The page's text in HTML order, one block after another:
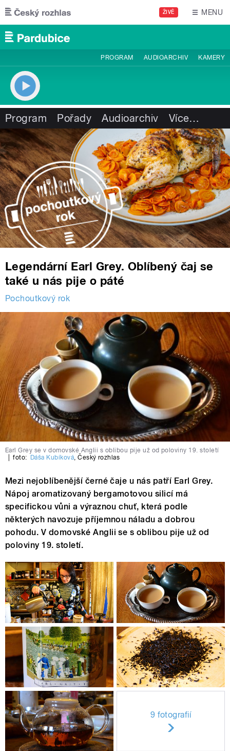
Přejít k hlavnímu obsahu
ŽIVĚ MENU
PROGRAM AUDIOARCHIV KAMERY
Program Pořady Audioarchiv Více…
Legendární Earl Grey. Oblíbený čaj se
také u nás pije o páté
Pochoutkový rok
Earl Grey se v domovské Anglii s oblibou pije už od poloviny 19. století
foto: Dáša Kubíková,Český rozhlas
Mezi nejoblíbenější černé čaje u nás patří Earl Grey.
Nápoj aromatizovaný bergamotovou silicí má
specifickou vůni a výraznou chuť, která podle
některých navozuje příjemnou náladu a dobrou
pohodu. V domovské Anglii se s oblibou pije už od
poloviny 19. století.
9 fotografií